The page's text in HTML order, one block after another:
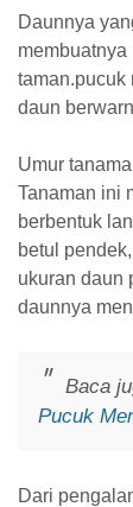
Daunnya
taman.pucuk
daun
Umur
Tanaman ini
berbentuk
betul
ukuran daun
daunnya
Baca
Pucuk
Dari